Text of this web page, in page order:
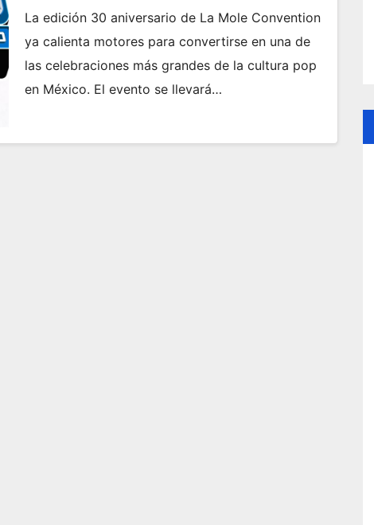
La edición 30 aniversario de La Mole Convention
ya calienta motores para convertirse en una de
las celebraciones más grandes de la cultura pop
en México. El evento se llevará…